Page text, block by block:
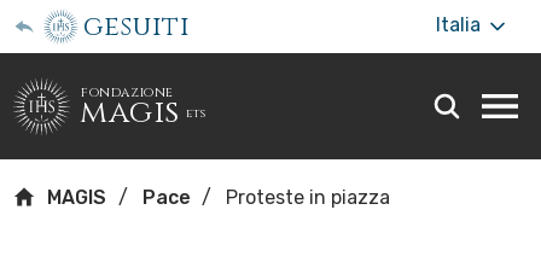
gesuiti Italia
fondazione
magis ets
MAGIS Pace Proteste in piazza